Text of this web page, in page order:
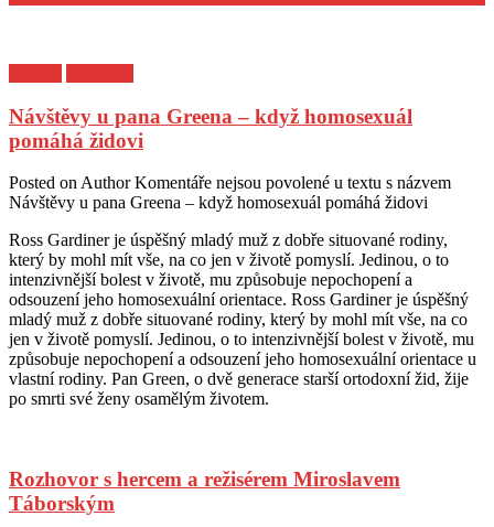
Návštěvy u pana Greena – když homosexuál
pomáhá židovi
Posted on Author Komentáře nejsou povolené u textu s názvem
Návštěvy u pana Greena – když homosexuál pomáhá židovi
Ross Gardiner je úspěšný mladý muž z dobře situované rodiny,
který by mohl mít vše, na co jen v životě pomyslí. Jedinou, o to
intenzivnější bolest v životě, mu způsobuje nepochopení a
odsouzení jeho homosexuální orientace. Ross Gardiner je úspěšný
mladý muž z dobře situované rodiny, který by mohl mít vše, na co
jen v životě pomyslí. Jedinou, o to intenzivnější bolest v životě, mu
způsobuje nepochopení a odsouzení jeho homosexuální orientace u
vlastní rodiny. Pan Green, o dvě generace starší ortodoxní žid, žije
po smrti své ženy osamělým životem.
Rozhovor s hercem a režisérem Miroslavem
Táborským